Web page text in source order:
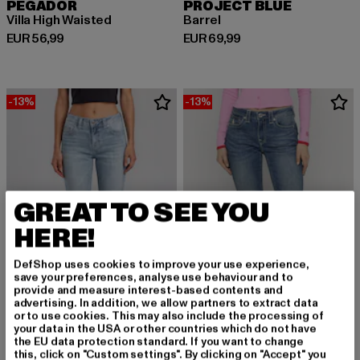
PEGADOR
Villa High Waisted
EUR 56,99
Derzeitiger Preis: EUR 56,99
PROJECT BLUE
Barrel
EUR 69,99
Derzeitiger Preis: EUR 69,99
-13%
TRUE RELIGION
-13%
TRUE RELIGION
GREAT TO SEE YOU
HERE!
DefShop uses cookies to improve your use experience,
save your preferences, analyse use behaviour and to
provide and measure interest-based contents and
advertising. In addition, we allow partners to extract data
or to use cookies. This may also include the processing of
your data in the USA or other countries which do not have
the EU data protection standard. If you want to change
this, click on "Custom settings". By clicking on "Accept" you